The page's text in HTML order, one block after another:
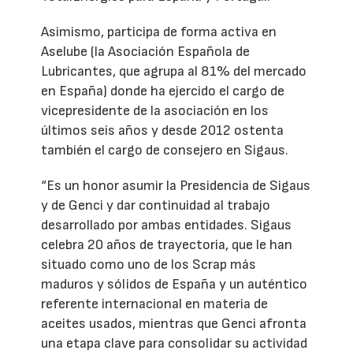
Asimismo, participa de forma activa en
Aselube (la Asociación Española de
Lubricantes, que agrupa al 81% del mercado
en España) donde ha ejercido el cargo de
vicepresidente de la asociación en los
últimos seis años y desde 2012 ostenta
también el cargo de consejero en Sigaus.
“Es un honor asumir la Presidencia de Sigaus
y de Genci y dar continuidad al trabajo
desarrollado por ambas entidades. Sigaus
celebra 20 años de trayectoria, que le han
situado como uno de los Scrap más
maduros y sólidos de España y un auténtico
referente internacional en materia de
aceites usados, mientras que Genci afronta
una etapa clave para consolidar su actividad